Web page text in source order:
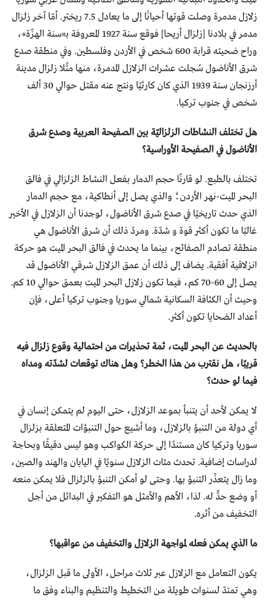
زلازل مدمرة وصلت قوتها أحيانًا إلى ما يعادل 7.5 ريختر. أمّا آخر زلزال
مدمر في بلادنا [زلزال أريحا] فوقع سنة 1927 المعروفة بـ«سنة الهزّة»،
وراح ضحيته قرابة 600 شخص في الأردن وفلسطين. وفي منطقة صدع
شرق الأناضول سُجلت عشرات الزلازل المدمرة، منها مثًلا زلزال مدينة
أرزنجان سنة 1939 الذي كان كارثيًا ونتج عنه مقتل حوالي 30 ألف
شخص في جنوب تركيا.
هل تختلف النشاطات الزلزاليّة بين الصفيحة العربية وصدع شرق
الأناضول في الصفيحة الأوراسية؟
تختلف بالطبع. لو قارنّا حجم الدمار بفعل النشاط الزلزالي في فالق
البحر الميت-نهر الأردن؛ والذي يصل إلى أنطاكية، مع حجم الدمار
الذي حدث تاريخيًا في صدع شرق الأناضول، لوجدنا أن الزلازل في الأخير
غالبًا ما تكون أكثر قوة و شدّة. ومردّ ذلك أن شرق الأناضول هي
منطقة تصادم الصفائح، بينما ما يحدث في فالق البحر الميت هو حركة
انزلاقية أفقية. يضاف إلى ذلك أن عمق الزلازل شرقي الأناضول قد
يصل إلى 60-70 كم، فيما تكون زلازل البحر الميت بعمق حوالي 10 كم.
وحيث أن الكثافة السكانية شمالي سوريا وجنوب تركيا أعلى، فإن
أعداد الضحايا تكون أكثر.
بالحديث عن البحر الميت، ثمة تحذيرات من احتمالية وقوع زلزال فيه
قريبًا، هل نقترب من هذا الخطر؟ وهل هناك توقعات لشدّته ومداه
فيما لو حدث؟
لا يمكن لأحد أن يتنبأ بموعد الزلازل، حتى اليوم لم يتمكن إنسان في
أي دولة من التنبؤ بالزلازل، وما أشيع حول التنبؤات المتعلقة بزلزال
سوريا وتركيا كان مستندًا إلى حركة الكواكب وهو ليس دقيقًا وبحاجة
لدراسات إضافية. تحدث مئات الزلازل سنويًا في اليابان والهند والصين،
وما زال يتعذّر التنبؤ بها. وحتى لو أمكن التنبؤ بالزلزال فلا يمكن منعه
أو وضع حدٍّ له. لذا، الأهم والأمثل هو التفكير في البدائل من أجل
التخفيف من أثره.
ما الذي يمكن فعله لمواجهة الزلازل والتخفيف من عواقبها؟
يكون التعامل مع الزلازل عبر ثلاث مراحل، الأولى ما قبل الزلزال،
وهي تمتدّ لسنوات طويلة من التخطيط والتنظيم والبناء وفق ما